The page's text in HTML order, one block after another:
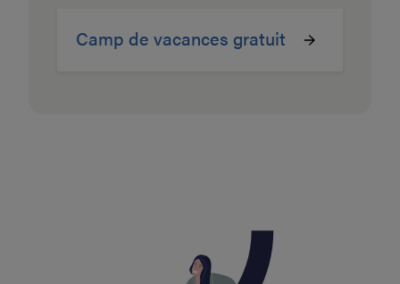
Camp de vacances gratuit